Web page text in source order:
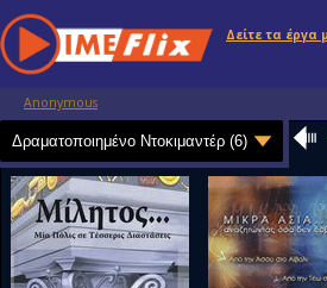
Δείτε τα έργα
Anonymous